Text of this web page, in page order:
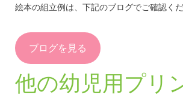
絵本の組立例は、下記のブログでご確認くだ
ブログを見る
他の幼児用プリ